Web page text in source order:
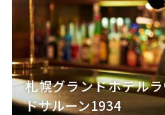
札幌グランドホテル
ドサルーン1934